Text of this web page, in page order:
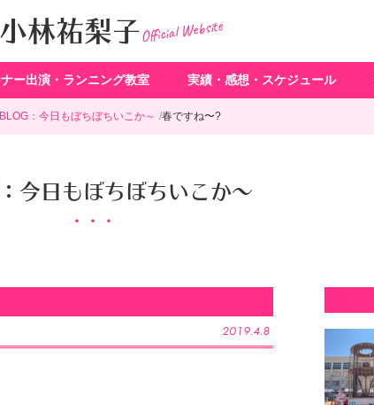
小林祐梨子Official Website
ー出演・ランニング教室 実績・感想・スケジュール
BLOG：今日もぼちぼちいこか～ 春ですね〜?
今日もぼちぼちいこか～
2019.4.8